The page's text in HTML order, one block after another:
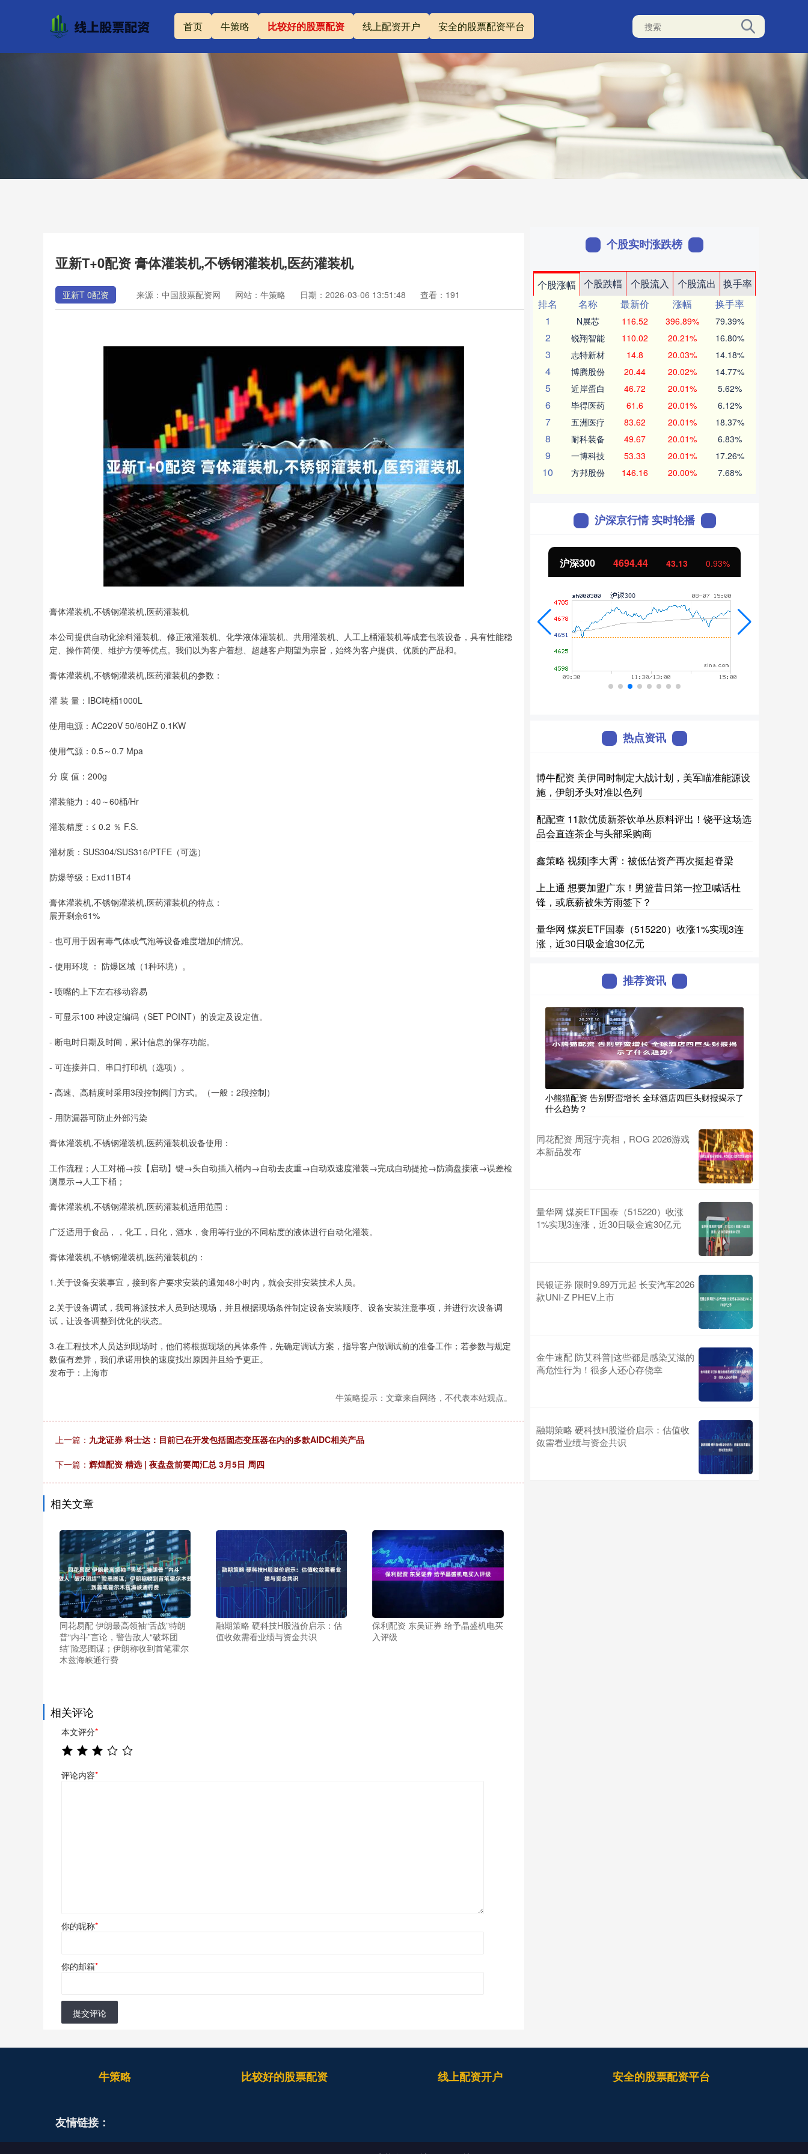
首页 牛策略 比较好的股票配资 线上配资开户 安全的股票配资平台
亚新T+0配资 膏体灌装机,不锈钢灌装机,医药灌装机
亚新T 0配资 来源：中国股票配资网 网站：牛策略 日期：2026-03-06 13:51:48 查看：191
膏体灌装机,不锈钢灌装机,医药灌装机
本公司提供自动化涂料灌装机、修正液灌装机、化学液体灌装机、共用灌装机、人工上桶灌装机等成套包装设备，具有性能稳
定、操作简便、维护方便等优点。我们以为客户着想、超越客户期望为宗旨，始终为客户提供、优质的产品和。
膏体灌装机,不锈钢灌装机,医药灌装机的参数：
灌 装 量：IBC吨桶1000L
使用电源：AC220V 50/60HZ 0.1KW
使用气源：0.5～0.7 Mpa
分 度 值：200g
灌装能力：40～60桶/Hr
灌装精度：≤ 0.2 ％ F.S.
灌材质：SUS304/SUS316/PTFE（可选）
防爆等级：Exd11BT4
膏体灌装机,不锈钢灌装机,医药灌装机的特点：
展开剩余61%
- 也可用于因有毒气体或气泡等设备难度增加的情况。
- 使用环境 ： 防爆区域（1种环境）。
- 喷嘴的上下左右移动容易
- 可显示100 种设定编码（SET POINT）的设定及设定值。
- 断电时日期及时间，累计信息的保存功能。
- 可连接并口、串口打印机（选项）。
- 高速、高精度时采用3段控制阀门方式。（一般：2段控制）
- 用防漏器可防止外部污染
膏体灌装机,不锈钢灌装机,医药灌装机设备使用：
工作流程；人工对桶→按【启动】键→头自动插入桶内→自动去皮重→自动双速度灌装→完成自动提抢→防滴盘接液→误差检
测显示→人工下桶；
膏体灌装机,不锈钢灌装机,医药灌装机适用范围：
广泛适用于食品，，化工，日化，酒水，食用等行业的不同粘度的液体进行自动化灌装。
膏体灌装机,不锈钢灌装机,医药灌装机的：
1.关于设备安装事宜，接到客户要求安装的通知48小时内，就会安排安装技术人员。
2.关于设备调试，我司将派技术人员到达现场，并且根据现场条件制定设备安装顺序、设备安装注意事项，并进行次设备调
试，让设备调整到优化的状态。
3.在工程技术人员达到现场时，他们将根据现场的具体条件，先确定调试方案，指导客户做调试前的准备工作；若参数与规定
数值有差异，我们承诺用快的速度找出原因并且给予更正。
发布于：上海市
牛策略提示：文章来自网络，不代表本站观点。
上一篇： 九龙证券 科士达：目前已在开发包括固态变压器在内的多款AIDC相关产品
下一篇： 辉煌配资 精选 | 夜盘盘前要闻汇总 3月5日 周四
相关文章
同花易配 伊朗最高领袖“舌战”特朗
普“内斗”言论，警告敌人“破坏团
结”险恶图谋；伊朗称收到首笔霍尔
木兹海峡通行费
融期策略 硬科技H股溢价启示：估
值收敛需看业绩与资金共识
保利配资 东吴证券 给予晶盛机电买
入评级
相关评论
本文评分*
评论内容*
你的昵称*
你的邮箱*
提交评论
个股实时涨跌榜
个股涨幅 个股跌幅 个股流入 个股流出
换手率
排名
名称 最新价 涨幅
换手率
1
N展芯 116.52 396.89% 79.39%
2 锐翔智能 110.02 20.21% 16.80%
3 志特新材 14.8 20.03% 14.18%
4 博腾股份 20.44 20.02% 14.77%
5 近岸蛋白 46.72 20.01% 5.62%
6 毕得医药 61.6 20.01% 6.12%
7 五洲医疗 83.62 20.01% 18.37%
8 耐科装备 49.67 20.01% 6.83%
9 一博科技 53.33 20.01% 17.26%
10 方邦股份 146.16 20.00% 7.68%
沪深京行情 实时轮播
上证指数 3940.04 39.68 1.02% 深证成指 14311.01 200.89 沪深300 4694.44 43.13 0.93%
热点资讯
博牛配资 美伊同时制定大战计划，美军瞄准能源设
施，伊朗矛头对准以色列
配配查 11款优质新茶饮单丛原料评出！饶平这场选
品会直连茶企与头部采购商
鑫策略 视频|李大霄：被低估资产再次挺起脊梁
上上通 想要加盟广东！男篮昔日第一控卫喊话杜
锋，或底薪被朱芳雨签下？
量华网 煤炭ETF国泰（515220）收涨1%实现3连
涨，近30日吸金逾30亿元
推荐资讯
小熊猫配资 告别野蛮增长 全球酒店四巨头财报揭示了
什么趋势？
同花配资 周冠宇亮相，ROG 2026游戏
本新品发布
量华网 煤炭ETF国泰（515220）收涨
1%实现3连涨，近30日吸金逾30亿元
民银证券 限时9.89万元起 长安汽车2026
款UNI-Z PHEV上市
金牛速配 防艾科普|这些都是感染艾滋的
高危性行为！很多人还心存侥幸
融期策略 硬科技H股溢价启示：估值收
敛需看业绩与资金共识
牛策略 比较好的股票配资 线上配资开户 安全的股票配资平台
友情链接：